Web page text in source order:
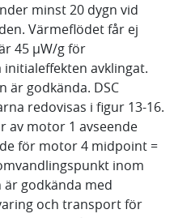
minst 20 dygn vid
Värmeflödet får ej
45 µW/g för
avklingat.
är godkända. DSC
redovisas i figur 13-16.
av motor 1 avseende
för motor 4 midpoint =
inom
godkända med
och transport för